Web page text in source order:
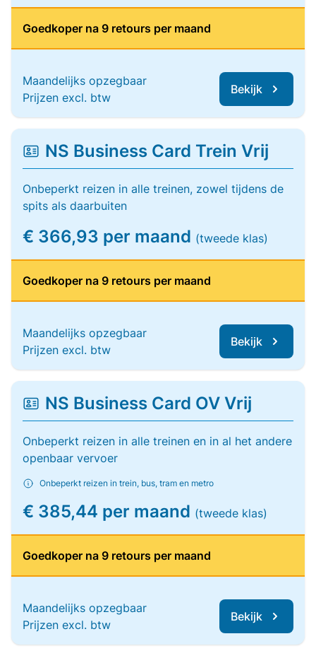
Goedkoper na 9 retours per maand
Maandelijks opzegbaar
Prijzen excl. btw
Bekijk
NS Business Card Trein Vrij
Onbeperkt reizen in alle treinen, zowel tijdens de
spits als daarbuiten
€ 366,93 per maand (tweede klas)
Goedkoper na 9 retours per maand
Maandelijks opzegbaar
Prijzen excl. btw
Bekijk
NS Business Card OV Vrij
Onbeperkt reizen in alle treinen en in al het andere
openbaar vervoer
Onbeperkt reizen in trein, bus, tram en metro
€ 385,44 per maand (tweede klas)
Goedkoper na 9 retours per maand
Maandelijks opzegbaar
Prijzen excl. btw
Bekijk